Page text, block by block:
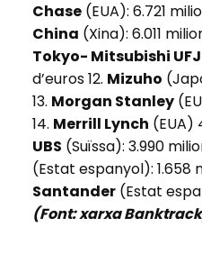
Chase (EUA): 6.721
China (Xina): 6.011
Tokyo- Mitsubishi UFJ
d’euros 12. Mizuho
13. Morgan Stanley
14. Merrill Lynch (EUA)
UBS (Suïssa): 3.990
(Estat espanyol): 1.658
Santander (Estat
(Font: xarxa